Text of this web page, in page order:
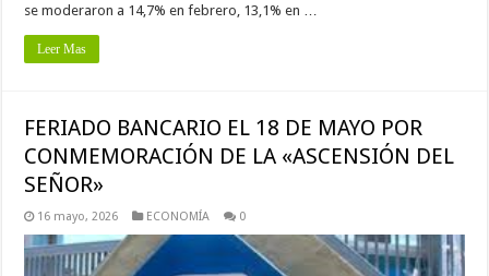
se moderaron a 14,7% en febrero, 13,1% en …
Leer Mas
FERIADO BANCARIO EL 18 DE MAYO POR
CONMEMORACIÓN DE LA «ASCENSIÓN DEL
SEÑOR»
16 mayo, 2026 ECONOMÍA 0